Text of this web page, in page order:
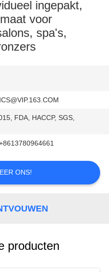
ingepakt,
voor
spa's,
FDA, HACCP, SGS,
ONS!
producten